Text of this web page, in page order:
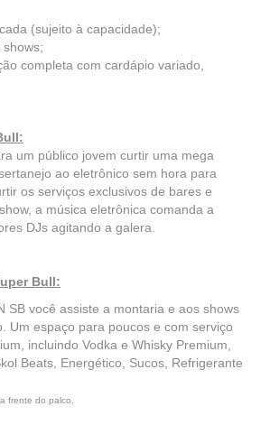
(sujeito à capacidade);
completa com cardápio variado,
um público jovem curtir uma mega
ao eletrônico sem hora para
os serviços exclusivos de bares e
a música eletrônica comanda a
DJs agitando a galera.
Bull:
SB você assiste a montaria e aos shows
Um espaço para poucos e com serviço
incluindo Vodka e Whisky Premium,
Beats, Energético, Sucos, Refrigerante
frente do palco.